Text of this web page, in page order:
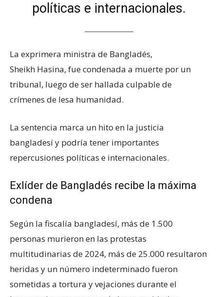
políticas e internacionales.
La exprimera ministra de Bangladés,
Sheikh Hasina, fue condenada a muerte por un
tribunal, luego de ser hallada culpable de
crímenes de lesa humanidad.
La sentencia marca un hito en la justicia
bangladesí y podría tener importantes
repercusiones políticas e internacionales.
Exlíder de Bangladés recibe la máxima
condena
Según la fiscalía bangladesí, más de 1.500
personas murieron en las protestas
multitudinarias de 2024, más de 25.000 resultaron
heridas y un número indeterminado fueron
sometidas a tortura y vejaciones durante el